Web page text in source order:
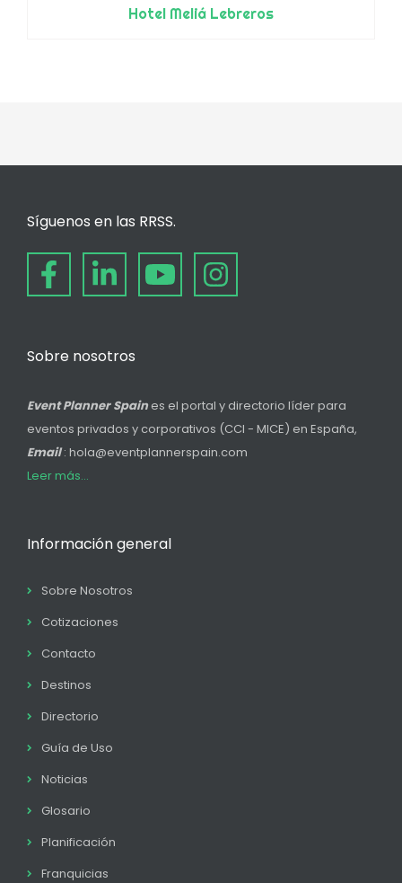
Hotel Meliá Lebreros
Síguenos en las RRSS.
Sobre nosotros
Event Planner Spain es el portal y directorio líder para
eventos privados y corporativos (CCI - MICE) en España,
Email: hola@eventplannerspain.com
Leer más...
Información general
Sobre Nosotros
Cotizaciones
Contacto
Destinos
Directorio
Guía de Uso
Noticias
Glosario
Planificación
Franquicias